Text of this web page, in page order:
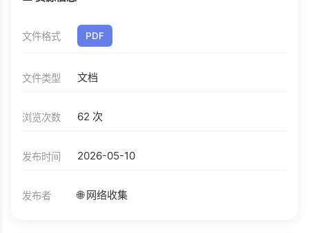
文件格式 PDF
文件类型 文档
浏览次数 62 次
发布时间 2026-05-10
发布者 🌐 网络收集